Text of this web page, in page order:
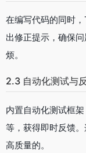
在编写代码的同时
出修正提示，确保
烦。
2.3 自动化测试与
内置自动化测试框
等，获得即时反馈
高质量的。